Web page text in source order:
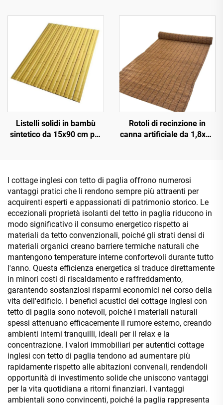
fuoco migliorata
Listelli solidi in bambù
sintetico da 15x90 cm per
Rotoli di recinzione in
canna artificiale da 1,8x10
I cottage inglesi con tetto di paglia offrono numerosi
vantaggi pratici che li rendono sempre più attraenti per
acquirenti esperti e appassionati di patrimonio storico. Le
eccezionali proprietà isolanti del tetto in paglia riducono in
modo significativo il consumo energetico rispetto ai
materiali da tetto convenzionali, poiché gli strati densi di
materiali organici creano barriere termiche naturali che
mantengono temperature interne confortevoli durante tutto
l'anno. Questa efficienza energetica si traduce direttamente
in minori costi di riscaldamento e raffreddamento,
garantendo sostanziosi risparmi economici nel corso della
vita dell'edificio. I benefici acustici dei cottage inglesi con
tetto di paglia sono notevoli, poiché i materiali naturali
spessi attenuano efficacemente il rumore esterno, creando
ambienti interni tranquilli, ideali per il relax e la
concentrazione. I valori immobiliari per autentici cottage
inglesi con tetto di paglia tendono ad aumentare più
rapidamente rispetto alle abitazioni convenali, rendendoli
opportunità di investimento solide che uniscono vantaggi
per la vita quotidiana a ritorni finanziari. I vantaggi
ambientali sono convincenti, poiché la paglia rappresenta